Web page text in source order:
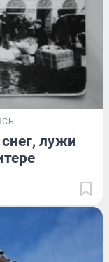
лужи